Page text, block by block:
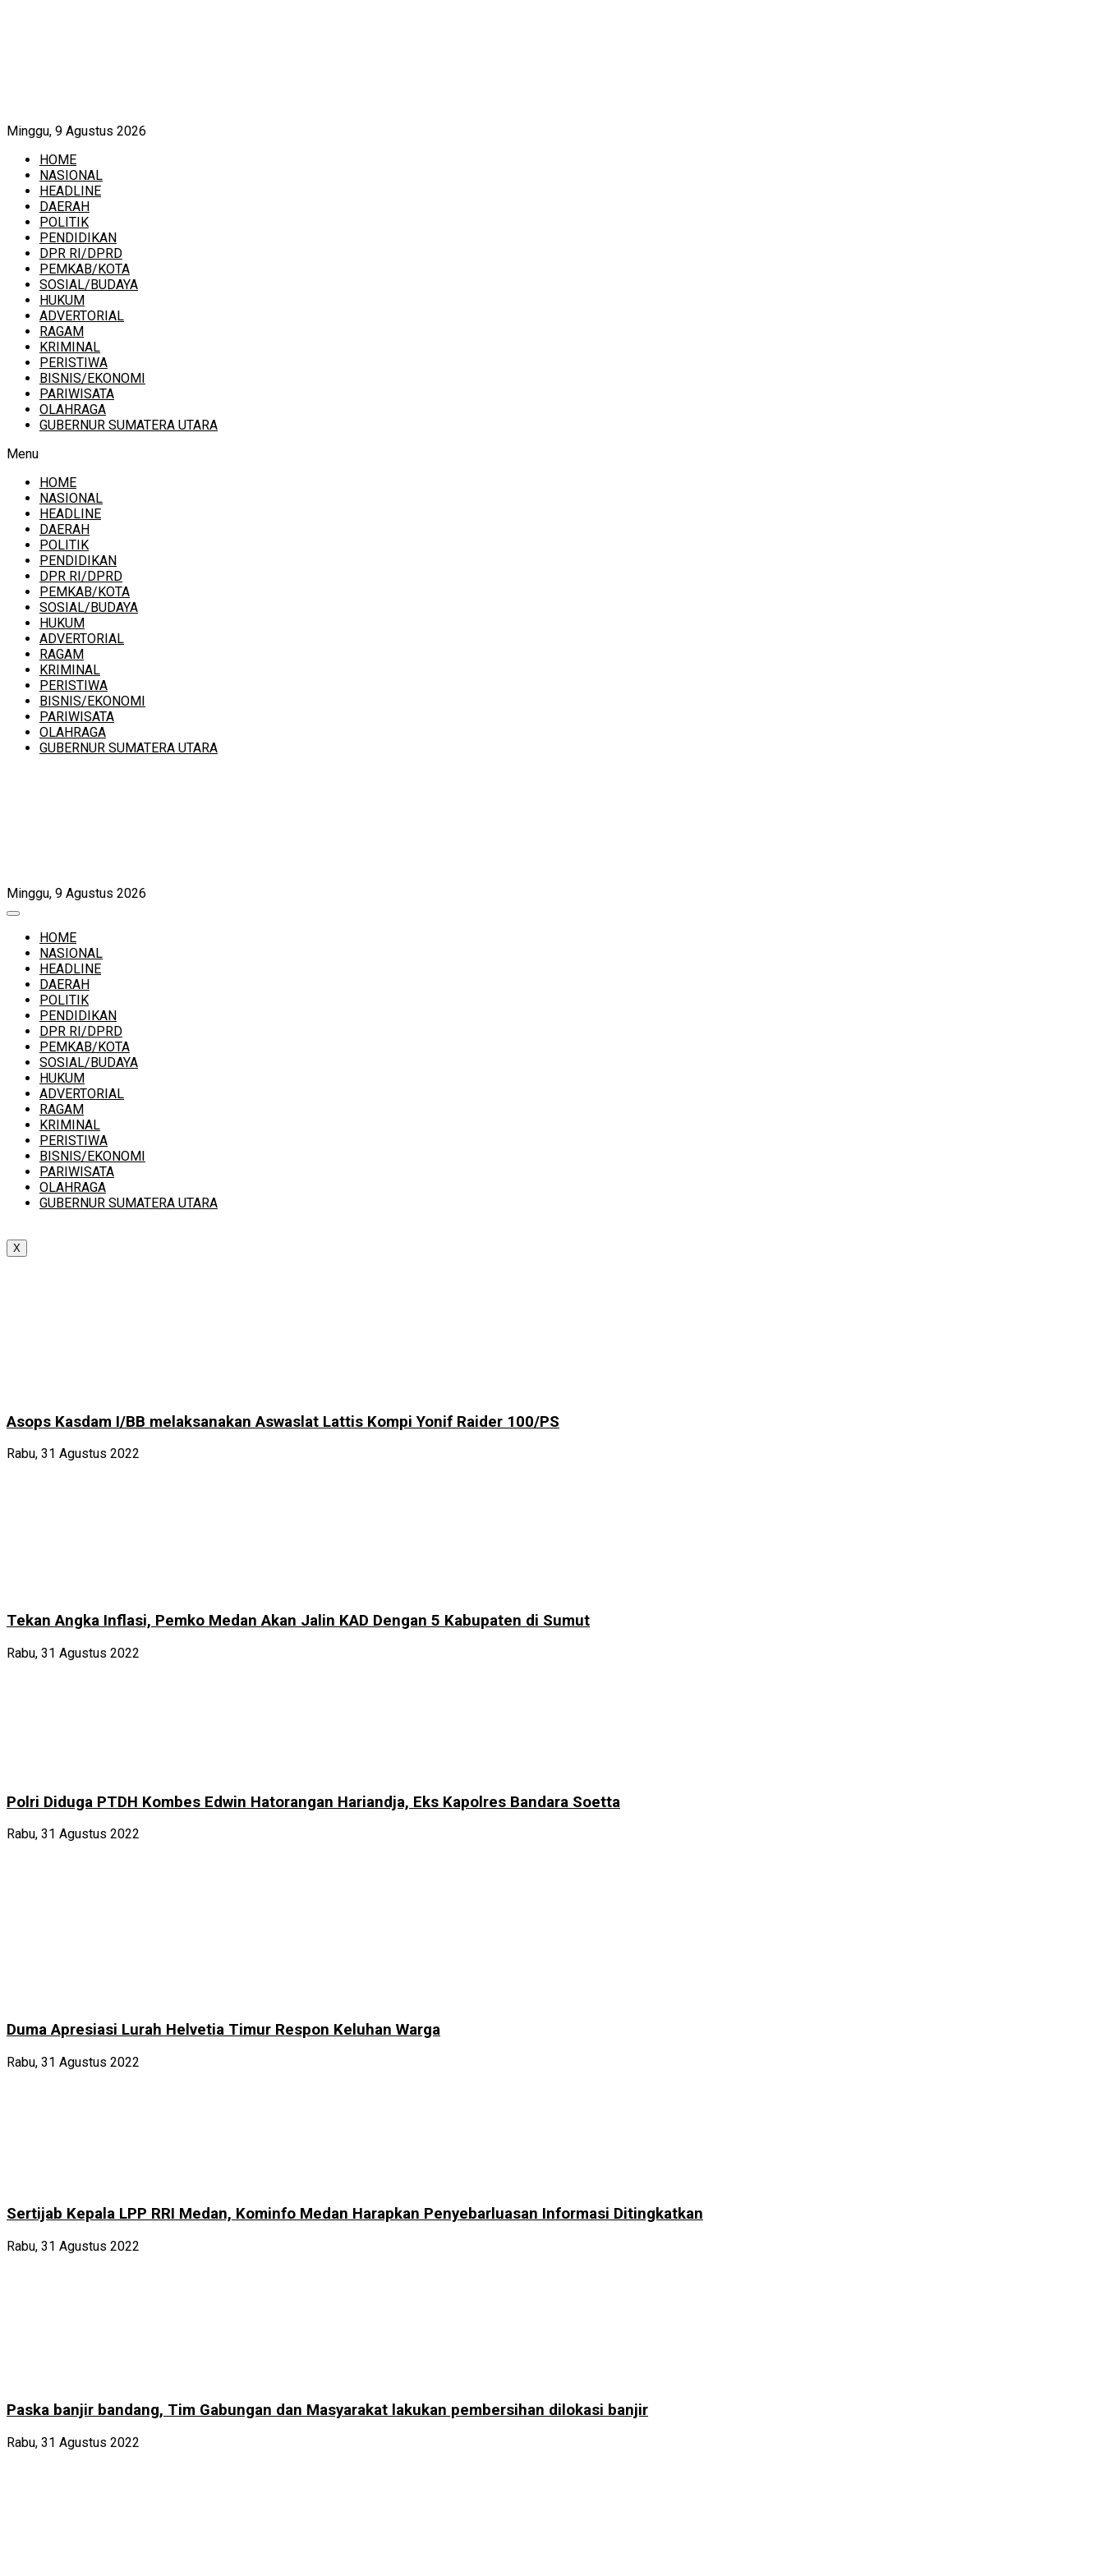
Minggu, 9 Agustus 2026
HOME
NASIONAL
HEADLINE
DAERAH
POLITIK
PENDIDIKAN
DPR RI/DPRD
PEMKAB/KOTA
SOSIAL/BUDAYA
HUKUM
ADVERTORIAL
RAGAM
KRIMINAL
PERISTIWA
BISNIS/EKONOMI
PARIWISATA
OLAHRAGA
GUBERNUR SUMATERA UTARA
Menu
HOME
NASIONAL
HEADLINE
DAERAH
POLITIK
PENDIDIKAN
DPR RI/DPRD
PEMKAB/KOTA
SOSIAL/BUDAYA
HUKUM
ADVERTORIAL
RAGAM
KRIMINAL
PERISTIWA
BISNIS/EKONOMI
PARIWISATA
OLAHRAGA
GUBERNUR SUMATERA UTARA
Minggu, 9 Agustus 2026
HOME
NASIONAL
HEADLINE
DAERAH
POLITIK
PENDIDIKAN
DPR RI/DPRD
PEMKAB/KOTA
SOSIAL/BUDAYA
HUKUM
ADVERTORIAL
RAGAM
KRIMINAL
PERISTIWA
BISNIS/EKONOMI
PARIWISATA
OLAHRAGA
GUBERNUR SUMATERA UTARA
X
Asops Kasdam I/BB melaksanakan Aswaslat Lattis Kompi Yonif Raider 100/PS
Rabu, 31 Agustus 2022
Tekan Angka Inflasi, Pemko Medan Akan Jalin KAD Dengan 5 Kabupaten di Sumut
Rabu, 31 Agustus 2022
Polri Diduga PTDH Kombes Edwin Hatorangan Hariandja, Eks Kapolres Bandara Soetta
Rabu, 31 Agustus 2022
Duma Apresiasi Lurah Helvetia Timur Respon Keluhan Warga
Rabu, 31 Agustus 2022
Sertijab Kepala LPP RRI Medan, Kominfo Medan Harapkan Penyebarluasan Informasi Ditingkatkan
Rabu, 31 Agustus 2022
Paska banjir bandang, Tim Gabungan dan Masyarakat lakukan pembersihan dilokasi banjir
Rabu, 31 Agustus 2022